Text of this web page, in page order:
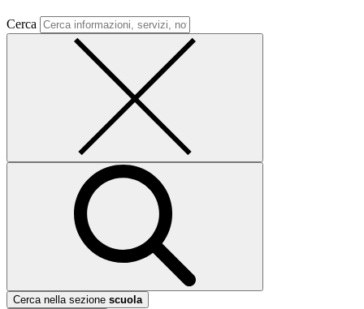
Cerca
Cerca nella sezione scuola